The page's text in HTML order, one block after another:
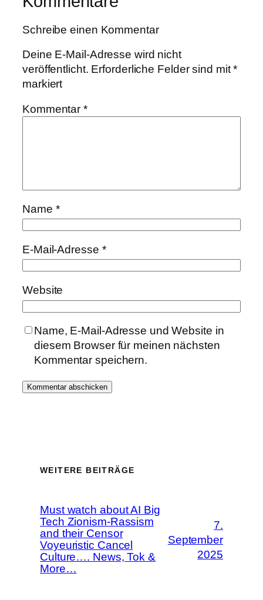
Schreibe einen Kommentar
Deine E-Mail-Adresse wird nicht
veröffentlicht. Erforderliche Felder sind mit*
markiert
Kommentar*
Name *
E-Mail-Adresse *
Website
Name, E-Mail-Adresse und Website in
diesem Browser für meinen nächsten
Kommentar speichern.
WEITERE BEITRÄGE
Must watch about AI Big
Tech Zionism-Rassism
and their Censor
Voyeuristic Cancel
Culture…. News, Tok &
More…
7.
September
2025